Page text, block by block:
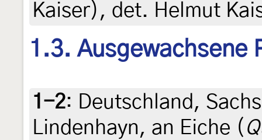
Kaiser), det. Helmut
1.3. Ausgewachsene
1-2: Deutschland,
Lindenhayn, an Eiche (